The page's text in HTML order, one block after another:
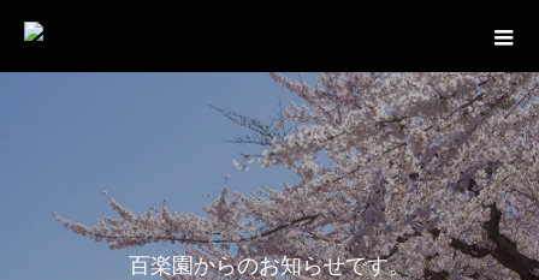
百楽園からのお知らせです。